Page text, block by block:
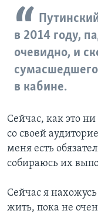
в 2014 году,
очевидно, и
в кабине.
Сейчас, как это
со своей
меня есть
собираюсь их
Сейчас я
жить, пока не